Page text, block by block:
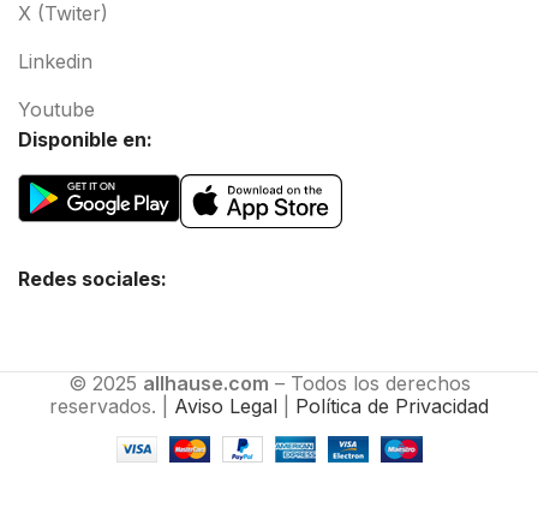
X (Twiter)
Linkedin
Youtube
Disponible en:
Redes sociales:
© 2025 allhause.com – Todos los derechos
reservados. | Aviso Legal Política de Privacidad